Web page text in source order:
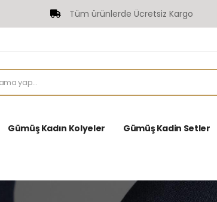
Tüm ürünlerde Ücretsiz Kargo
Gümüş Kadın Kolyeler Gümüş Kadin Setler